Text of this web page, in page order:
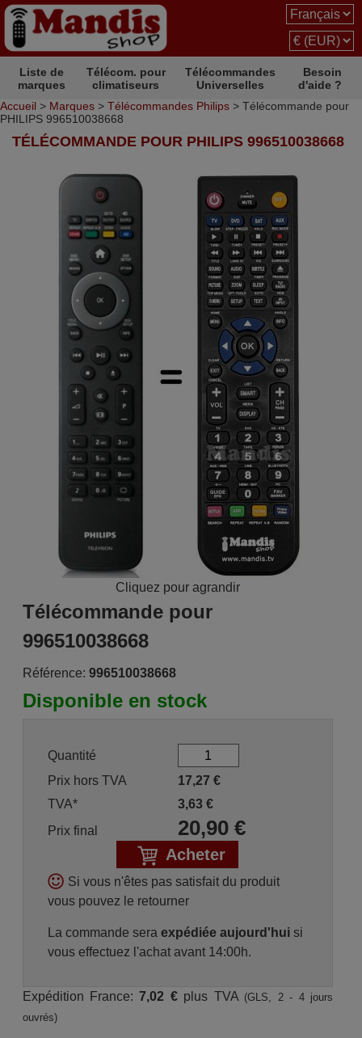
Liste de
marques
Télécom. pour
climatiseurs
Télécommandes
Universelles
Besoin
d'aide ?
Accueil > Marques > Télécommandes Philips > Télécommande pour
PHILIPS 996510038668
TÉLÉCOMMANDE POUR PHILIPS 996510038668
Cliquez pour agrandir
Télécommande pour
996510038668
Référence: 996510038668
Disponible en stock
Quantité
Prix hors TVA
17,27 €
TVA*
3,63€
Prix final
20,90€
Acheter
Si vous n'êtes pas satisfait du produit
vous pouvez le retourner
La commande sera expédiée aujourd'huisi
vous effectuez l'achat avant 14:00h.
Expédition France:7,02 €plus TVA (GLS, 2 - 4 jours
ouvrés)